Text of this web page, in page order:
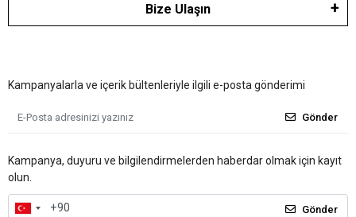
Bize Ulaşın
Kampanyalarla ve içerik bültenleriyle ilgili e-posta gönderimi
Gönder
Kampanya, duyuru ve bilgilendirmelerden haberdar olmak için kayıt
olun.
Gönder